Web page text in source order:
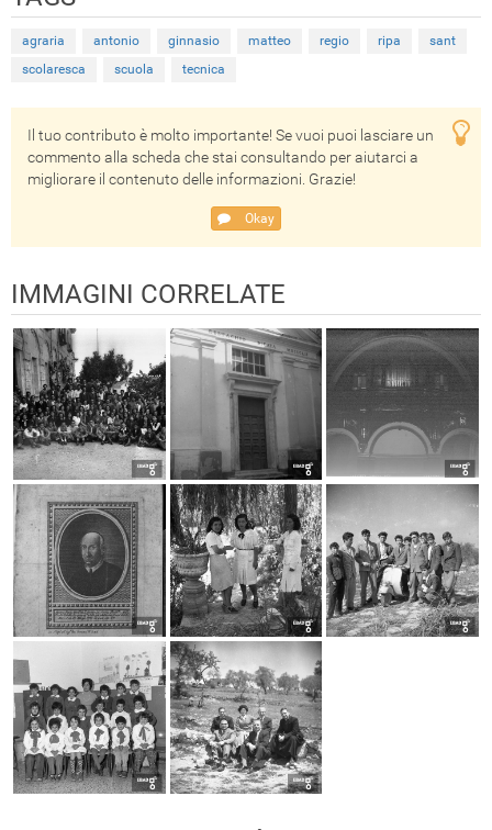
agraria antonio ginnasio matteo regio ripa
sant
scolaresca
scuola tecnica
Il tuo contributo è molto importante! Se vuoi puoi lasciare un
commento alla scheda che stai consultando per aiutarci a
migliorare il contenuto delle informazioni. Grazie!
Okay
IMMAGINI CORRELATE